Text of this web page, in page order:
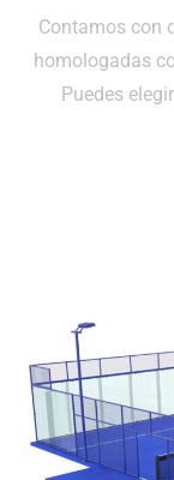
Contamos con
homologadas
Puedes